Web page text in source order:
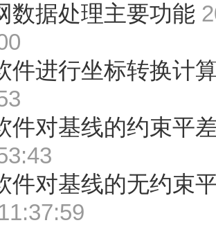
数据处理主要功能
件进行坐标转换计
件对基线的约束平
件对基线的无约束